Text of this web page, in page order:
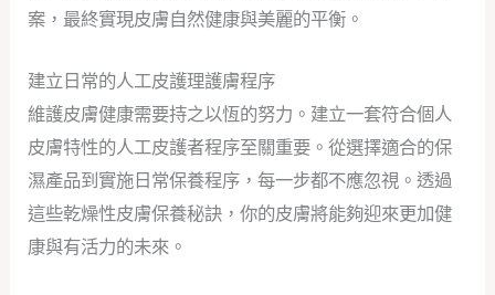
案，最終實現皮膚自然健康與美麗的平衡。
建立日常的人工皮護理護膚程序
維護皮膚健康需要持之以恆的努力。建立一套符合個人
皮膚特性的人工皮護者程序至關重要。從選擇適合的保
濕產品到實施日常保養程序，每一步都不應忽視。透過
這些乾燥性皮膚保養秘訣，你的皮膚將能夠迎來更加健
康與有活力的未來。